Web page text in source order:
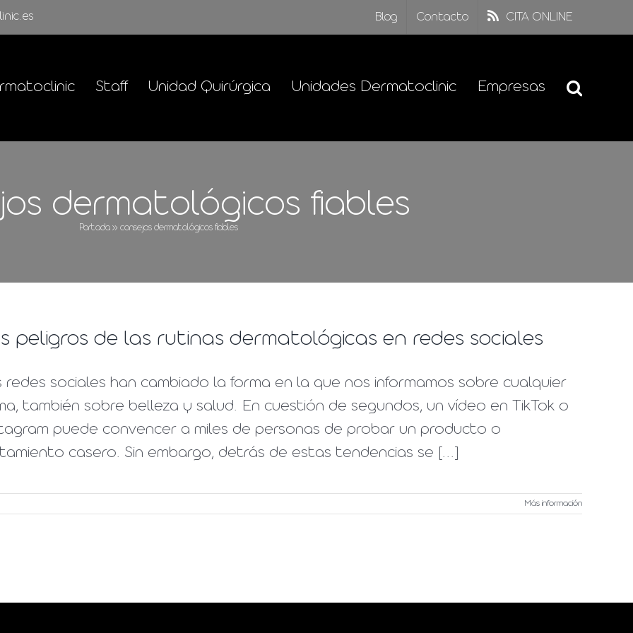
Blog Contacto CITA ONLINE
Staff Unidad Quirúrgica Unidades Dermatoclinic Empresas
dermatológicos fiables
Portada» consejos dermatológicos fiables
peligros de las rutinas dermatológicas en redes sociales
redes sociales han cambiado la forma en la que nos informamos sobre cualquier
también sobre belleza y salud. En cuestión de segundos, un vídeo en TikTok o
puede convencer a miles de personas de probar un producto o
casero. Sin embargo, detrás de estas tendencias se [...]
Más información